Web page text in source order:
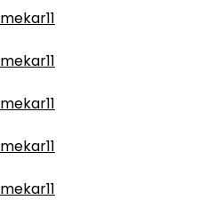
mekar11
mekar11
mekar11
mekar11
mekar11